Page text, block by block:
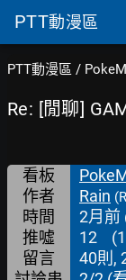
PTT動漫區
PTT動漫區 /
Re: [閒聊]
看板
作者 Rain
時間 2月前
推噓 12 (
留言
40則,